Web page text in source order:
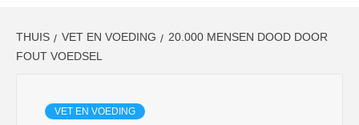
THUIS VET EN VOEDING
20.000 MENSEN DOOD DOOR
FOUT VOEDSEL
VET EN VOEDING